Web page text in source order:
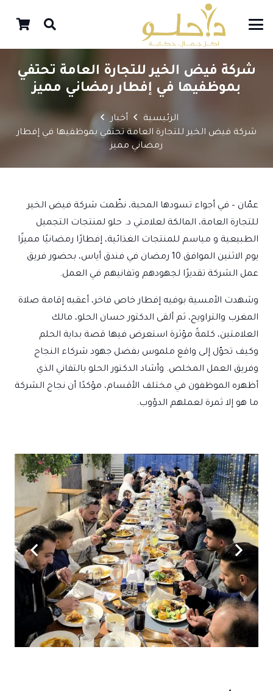
شركة فيض الخير للتجارة العامة تحتفي
بموظفيها في إفطار رمضاني مميز
الرئيسية
أخبار
شركة فيض الخير للتجارة العامة تحتفي بموظفيها في إفطار
رمضاني مميز
عمّان – في أجواء تسودها المحبة، نظّمت شركة فيض الخير
للتجارة العامة، المالكة لعلامتي د. حلو لمنتجات التجميل
الطبيعية و مياسم للمنتجات الغذائية، إفطارًا رمضانيًا مميزًا
يوم الاثنين الموافق 10 رمضان في فندق أياس، بحضور فريق
عمل الشركة تقديرًا لجهودهم وتفانيهم في العمل.
وشهدت الأمسية بوفيه إفطار خاص فاخر، أعقبه إقامة صلاة
المغرب والتراويح، ثم ألقى الدكتور حسان الحلو، مالك
العلامتين، كلمةً مؤثرة استعرض فيها قصة بداية الحلم
وكيف تحوّل إلى واقع ملموس بفضل جهود شركاء النجاح
وفريق العمل المخلص. وأشاد الدكتور الحلو بالتفاني الذي
أظهره الموظفون في مختلف الأقسام، مؤكدًا أن نجاح الشركة
ما هو إلا ثمرة لعملهم الدؤوب.